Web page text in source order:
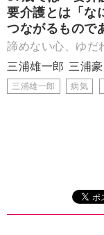
要介護とは「な
つながるもので
諦めない心、ゆ
三浦雄一郎 三浦
三浦雄一郎 病気